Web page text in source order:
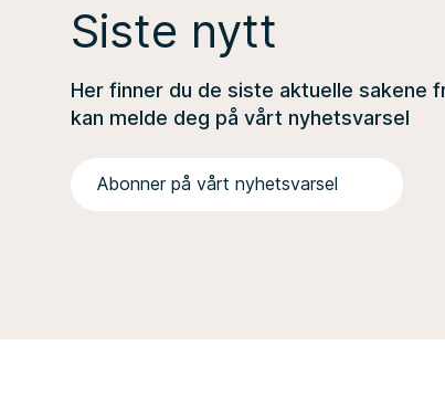
Siste nytt
Her finner du de siste aktuelle sakene
kan melde deg på vårt nyhetsvarsel
Abonner på vårt nyhetsvarsel